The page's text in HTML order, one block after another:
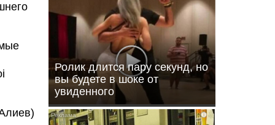
Ролик длится пару секунд, но
вы будете в шоке от
увиденного
i